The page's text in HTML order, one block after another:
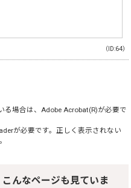
（ID:64）
場合は、 Adobe Acrobat(R)が必要で
が必要です。正しく表示されない
んなページも見ていま